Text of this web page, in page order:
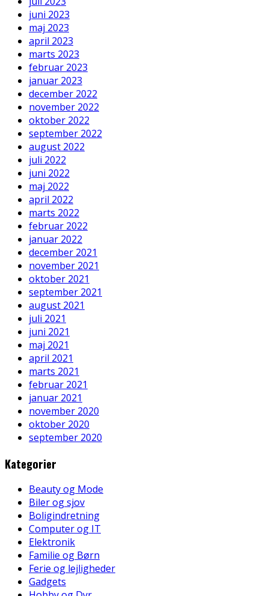
juni 2023
maj 2023
april 2023
marts 2023
februar 2023
januar 2023
december 2022
november 2022
oktober 2022
september 2022
august 2022
juli 2022
juni 2022
maj 2022
april 2022
marts 2022
februar 2022
januar 2022
december 2021
november 2021
oktober 2021
september 2021
august 2021
juli 2021
juni 2021
maj 2021
april 2021
marts 2021
februar 2021
januar 2021
november 2020
oktober 2020
september 2020
Kategorier
Beauty og Mode
Biler og sjov
Boligindretning
Computer og IT
Elektronik
Familie og Børn
Ferie og lejligheder
Gadgets